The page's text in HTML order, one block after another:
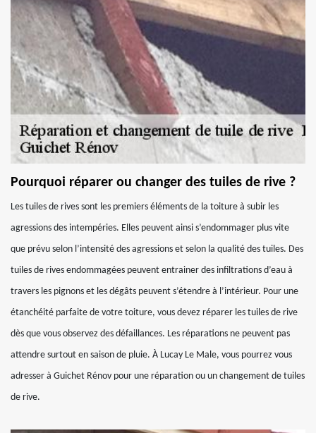
Pourquoi réparer ou changer des tuiles de rive ?
Les tuiles de rives sont les premiers éléments de la toiture à subir les
agressions des intempéries. Elles peuvent ainsi s’endommager plus vite
que prévu selon l’intensité des agressions et selon la qualité des tuiles. Des
tuiles de rives endommagées peuvent entrainer des infiltrations d’eau à
travers les pignons et les dégâts peuvent s’étendre à l’intérieur. Pour une
étanchéité parfaite de votre toiture, vous devez réparer les tuiles de rive
dès que vous observez des défaillances. Les réparations ne peuvent pas
attendre surtout en saison de pluie. À Lucay Le Male, vous pourrez vous
adresser à Guichet Rénov pour une réparation ou un changement de tuiles
de rive.